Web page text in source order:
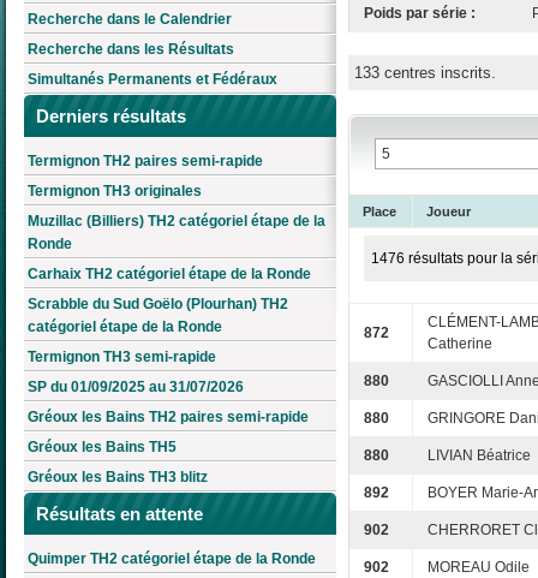
Recherche dans le Calendrier
Recherche dans les Résultats
Simultanés Permanents et Fédéraux
Derniers résultats
Termignon TH2 paires semi-rapide
Termignon TH3 originales
Muzillac (Billiers) TH2 catégoriel étape de la
Ronde
Carhaix TH2 catégoriel étape de la Ronde
Scrabble du Sud Goëlo (Plourhan) TH2
catégoriel étape de la Ronde
Termignon TH3 semi-rapide
SP du 01/09/2025 au 31/07/2026
Gréoux les Bains TH2 paires semi-rapide
Gréoux les Bains TH5
Gréoux les Bains TH3 blitz
Résultats en attente
Quimper TH2 catégoriel étape de la Ronde
Poids par série :
133 centres inscrits.
Place Joueur
1476 résultats pour la
872
CLÉMENT-
Catherine
880 GASCIOLLI
880 GRINGORE
880 LIVIAN Béatrice
892 BOYER Marie-
902 CHERRORET
902 MOREAU Odile